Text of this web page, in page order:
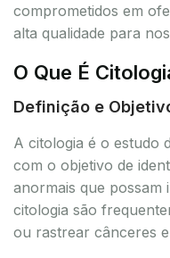
comprometidos em
alta qualidade para
O Que É
Definição e
A citologia é o estudo
com o objetivo de
anormais que possam
citologia são
ou rastrear cânceres